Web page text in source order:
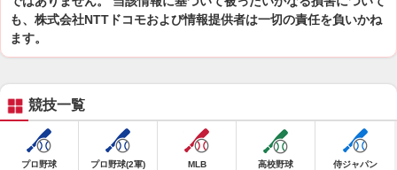
も、株式会社NTTドコモおよび情報提供者は一切の責任を負いかね
ます。
競技一覧
プロ野球 プロ野球(2軍) MLB 高校野球 侍ジャパン